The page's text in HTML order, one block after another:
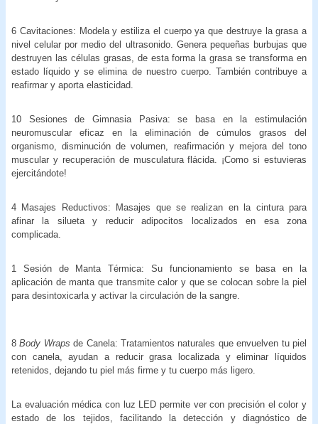
6 Cavitaciones: Modela y estiliza el cuerpo ya que destruye la grasa a
nivel celular por medio del ultrasonido. Genera pequeñas burbujas que
destruyen las células grasas, de esta forma la grasa se transforma en
estado líquido y se elimina de nuestro cuerpo. También contribuye a
reafirmar y aporta elasticidad.
10 Sesiones de Gimnasia Pasiva: se basa en la estimulación
neuromuscular eficaz en la eliminación de cúmulos grasos del
organismo, disminución de volumen, reafirmación y mejora del tono
muscular y recuperación de musculatura flácida. ¡Como si estuvieras
ejercitándote!
4 Masajes Reductivos: Masajes que se realizan en la cintura para
afinar la silueta y reducir adipocitos localizados en esa zona
complicada.
1 Sesión de Manta Térmica: Su funcionamiento se basa en la
aplicación de manta que transmite calor y que se colocan sobre la piel
para desintoxicarla y activar la circulación de la sangre.
8Body Wrapsde Canela: Tratamientos naturales que envuelven tu piel
con canela, ayudan a reducir grasa localizada y eliminar líquidos
retenidos, dejando tu piel más firme y tu cuerpo más ligero.
La evaluación médica con luz LED permite ver con precisión el color y
estado de los tejidos, facilitando la detección y diagnóstico de